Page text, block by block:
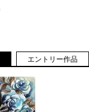
エントリー作品